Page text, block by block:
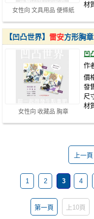
女性向 文具用品 便條紙
材
女性向 收藏品 胸章
【凹凸世界】 雷安方形胸章
凹
作
價
發
尺
材
上一頁
1 2 3 4
第一頁 上10頁